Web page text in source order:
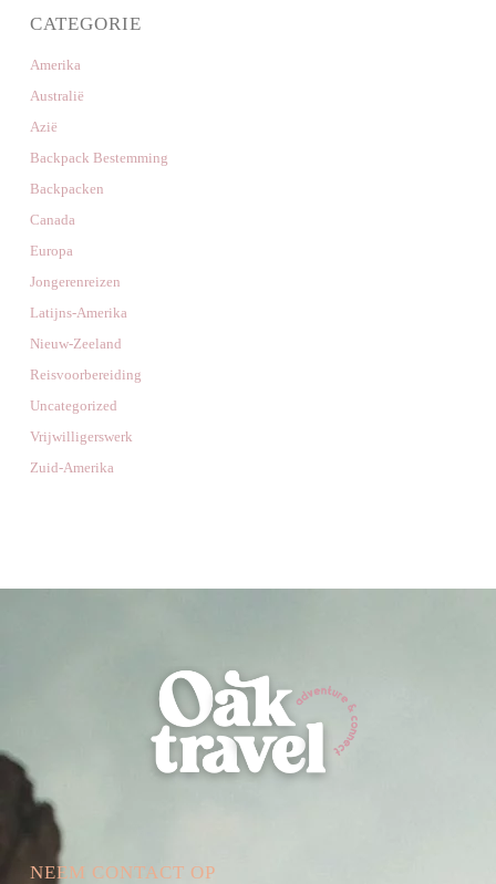
CATEGORIE
Amerika
Australië
Azië
Backpack Bestemming
Backpacken
Canada
Europa
Jongerenreizen
Latijns-Amerika
Nieuw-Zeeland
Reisvoorbereiding
Uncategorized
Vrijwilligerswerk
Zuid-Amerika
NEEM CONTACT OP